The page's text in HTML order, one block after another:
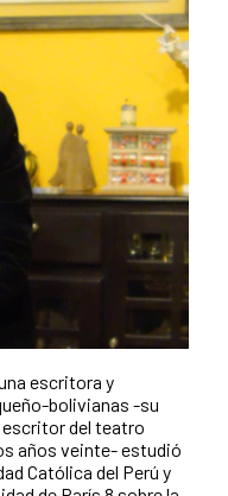
escritora y
bolivianas -su
escritor del teatro
años veinte- estudió
Católica del Perú y